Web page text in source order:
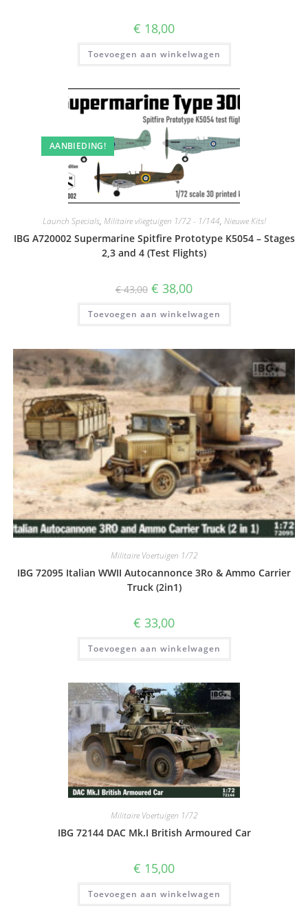
€ 18,00
Toevoegen aan winkelwagen
AANBIEDING!
Launch Specials, Militaire vliegtuigen 1/72 - 1/144, Nieuwe Kits!
IBG A720002 Supermarine Spitfire Prototype K5054 – Stages
2,3 and 4 (Test Flights)
€43,00 Oorspronkelijke
prijs
was:
€ 43,00.
€ 38,00Huidige
is:
€ 38,00.
Toevoegen aan winkelwagen
Militaire Voertuigen 1/72
IBG 72095 Italian WWII Autocannonce 3Ro & Ammo Carrier
Truck (2in1)
€ 33,00
Toevoegen aan winkelwagen
Militaire Voertuigen 1/72
IBG 72144 DAC Mk.I British Armoured Car
€ 15,00
Toevoegen aan winkelwagen